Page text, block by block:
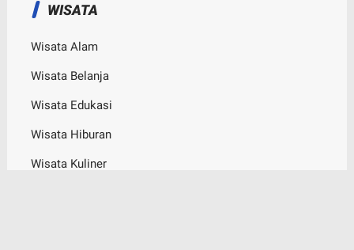
WISATA
Wisata Alam
Wisata Belanja
Wisata Edukasi
Wisata Hiburan
Wisata Kuliner